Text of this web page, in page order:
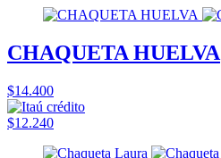
CHAQUETA HUELVA
$14.400
$12.240